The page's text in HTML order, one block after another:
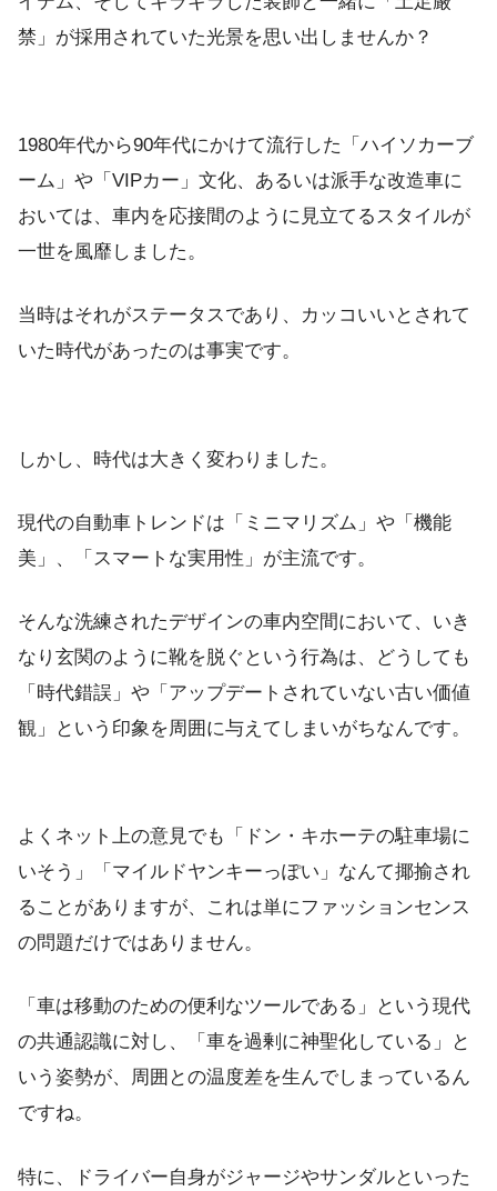
禁」が採用されていた光景を思い出しませんか？
1980年代から90年代にかけて流行した「ハイソカーブ
ーム」や「VIPカー」文化、あるいは派手な改造車に
おいては、車内を応接間のように見立てるスタイルが
一世を風靡しました。
当時はそれがステータスであり、カッコいいとされて
いた時代があったのは事実です。
しかし、時代は大きく変わりました。
現代の自動車トレンドは「ミニマリズム」や「機能
美」、「スマートな実用性」が主流です。
そんな洗練されたデザインの車内空間において、いき
なり玄関のように靴を脱ぐという行為は、どうしても
「時代錯誤」や「アップデートされていない古い価値
観」という印象を周囲に与えてしまいがちなんです。
よくネット上の意見でも「ドン・キホーテの駐車場に
いそう」「マイルドヤンキーっぽい」なんて揶揄され
ることがありますが、これは単にファッションセンス
の問題だけではありません。
「車は移動のための便利なツールである」という現代
の共通認識に対し、「車を過剰に神聖化している」と
いう姿勢が、周囲との温度差を生んでしまっているん
ですね。
特に、ドライバー自身がジャージやサンダルといった